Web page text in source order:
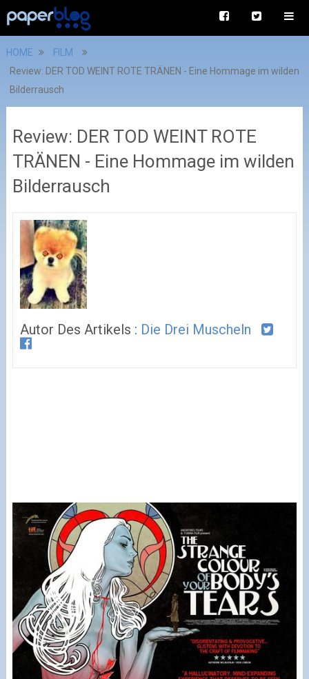
HOME
FILM
Review: DER TOD WEINT ROTE TRÄNEN - Eine Hommage im wilden
Bilderrausch
Review: DER TOD WEINT ROTE
TRÄNEN - Eine Hommage im wilden
Bilderrausch
Autor Des Artikels : Die Drei Muscheln